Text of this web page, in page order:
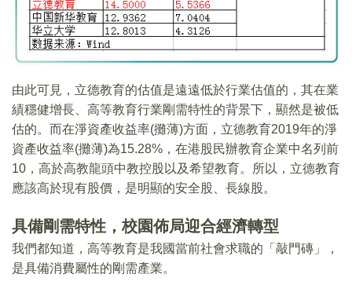
由此可見，立德教育的估值是遠遠低於行業估值的，其在業
績穩健增長、高等教育行業剛需特性的背景下，顯然是被低
估的。而在淨資產收益率(攤薄)方面，立德教育2019年的淨
資產收益率(攤薄)為15.28%，在港股民辦教育企業中名列前
10，高於高教龍頭中教控股以及希望教育。所以，立德教育
應該高於現有股價，是明顯的安全股、長線股。
具備剛需特性，校園佈局迎合經濟轉型
我們都知道，高等教育是我國當前社會求職的「敲門磚」，
是具備消費屬性的剛需產業。